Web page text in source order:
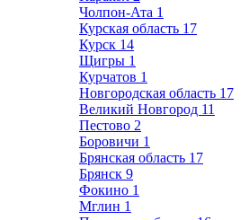
Чолпон-Ата 1
Курская область 17
Курск 14
Щигры 1
Курчатов 1
Новгородская область 17
Великий Новгород 11
Пестово 2
Боровичи 1
Брянская область 17
Брянск 9
Фокино 1
Мглин 1